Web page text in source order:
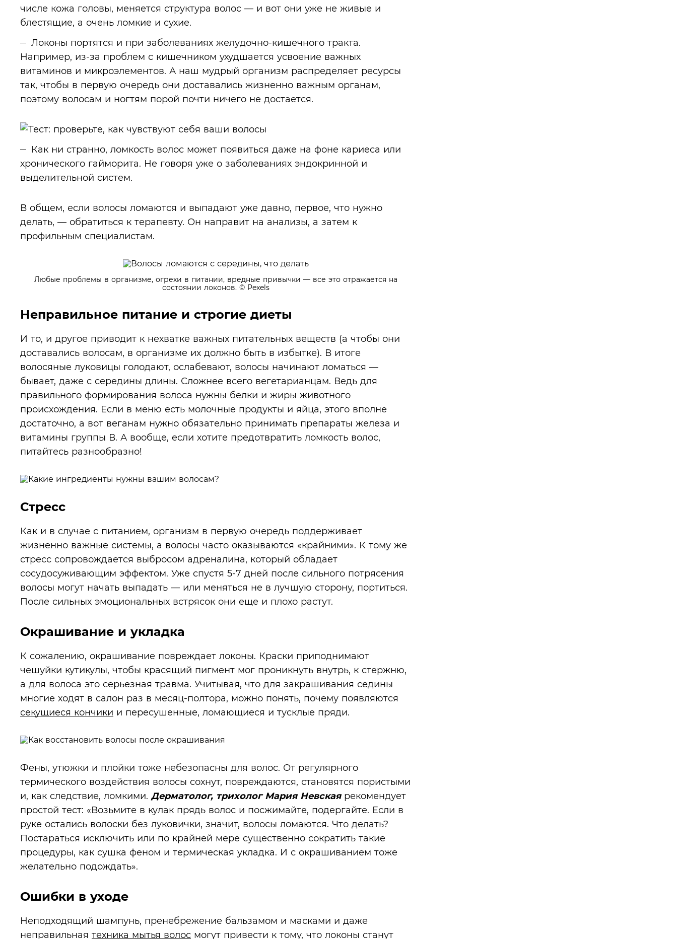
числе кожа головы, меняется структура волос — и вот они уже не живые и
блестящие, а очень ломкие и сухие.
Локоны портятся и при заболеваниях желудочно-кишечного тракта.
Например, из-за проблем с кишечником ухудшается усвоение важных
витаминов и микроэлементов. А наш мудрый организм распределяет ресурсы
так, чтобы в первую очередь они доставались жизненно важным органам,
поэтому волосам и ногтям порой почти ничего не достается.
Как ни странно, ломкость волос может появиться даже на фоне кариеса или
хронического гайморита. Не говоря уже о заболеваниях эндокринной и
выделительной систем.
В общем, если волосы ломаются и выпадают уже давно, первое, что нужно
делать, — обратиться к терапевту. Он направит на анализы, а затем к
профильным специалистам.
Любые проблемы в организме, огрехи в питании, вредные привычки — все это отражается на
состоянии локонов. © Pexels
Неправильное питание и строгие диеты
И то, и другое приводит к нехватке важных питательных веществ (а чтобы они
доставались волосам, в организме их должно быть в избытке). В итоге
волосяные луковицы голодают, ослабевают, волосы начинают ломаться —
бывает, даже с середины длины. Сложнее всего вегетарианцам. Ведь для
правильного формирования волоса нужны белки и жиры животного
происхождения. Если в меню есть молочные продукты и яйца, этого вполне
достаточно, а вот веганам нужно обязательно принимать препараты железа и
витамины группы В. А вообще, если хотите предотвратить ломкость волос,
питайтесь разнообразно!
Стресс
Как и в случае с питанием, организм в первую очередь поддерживает
жизненно важные системы, а волосы часто оказываются «крайними». К тому же
стресс сопровождается выбросом адреналина, который обладает
сосудосуживающим эффектом. Уже спустя 5-7 дней после сильного потрясения
волосы могут начать выпадать — или меняться не в лучшую сторону, портиться.
После сильных эмоциональных встрясок они еще и плохо растут.
Окрашивание и укладка
К сожалению, окрашивание повреждает локоны. Краски приподнимают
чешуйки кутикулы, чтобы красящий пигмент мог проникнуть внутрь, к стержню,
а для волоса это серьезная травма. Учитывая, что для закрашивания седины
многие ходят в салон раз в месяц-полтора, можно понять, почему появляются
секущиеся кончики и пересушенные, ломающиеся и тусклые пряди.
Фены, утюжки и плойки тоже небезопасны для волос. От регулярного
термического воздействия волосы сохнут, повреждаются, становятся пористыми
и, как следствие, ломкими. Дерматолог, трихолог Мария Невскаярекомендует
простой тест: «Возьмите в кулак прядь волос и посжимайте, подергайте. Если в
руке остались волоски без луковички, значит, волосы ломаются. Что делать?
Постараться исключить или по крайней мере существенно сократить такие
процедуры, как сушка феном и термическая укладка. И с окрашиванием тоже
желательно подождать».
Ошибки в уходе
Неподходящий шампунь, пренебрежение бальзамом и масками и даже
неправильная техника мытья волос могут привести к тому, что локоны станут